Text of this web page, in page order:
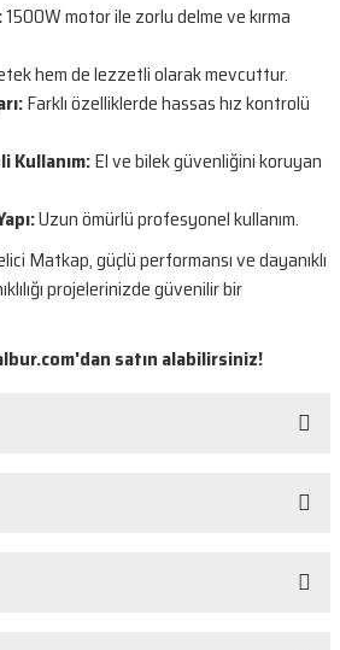
1500W motor ile zorlu delme ve kırma
hem de lezzetli olarak mevcuttur.
Farklı özelliklerde hassas hız kontrolü
Kullanım:El ve bilek güvenliğini koruyan
Uzun ömürlü profesyonel kullanım.
Matkap, güçlü performansı ve dayanıklı
projelerinizde güvenilir bir
satın alabilirsiniz!